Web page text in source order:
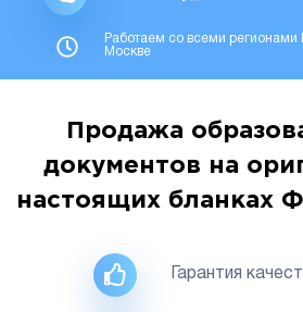
Работаем со всеми регионами
Москве
Продажа
документов на
настоящих бланках
Гарантия